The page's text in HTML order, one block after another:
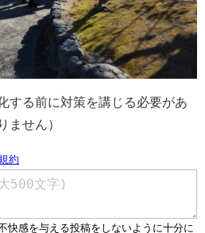
する前に対策を講じる必要があ
ません）